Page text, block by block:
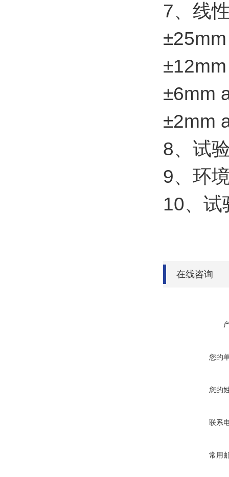
7、线
±6mm
±2mm
8、试
9、环
10、试
在线咨询
您的
您的
联系
常用